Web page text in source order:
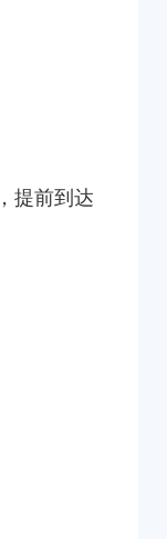
提前到达